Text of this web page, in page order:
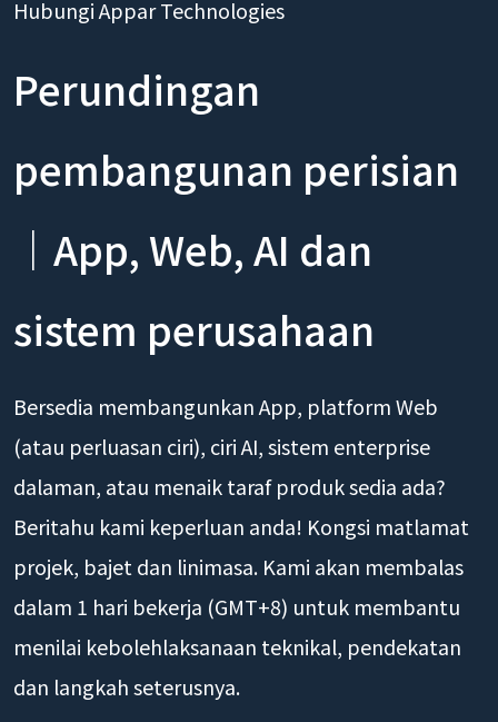
Hubungi Appar Technologies
Perundingan
pembangunan perisian
｜App, Web, AI dan
sistem perusahaan
Bersedia membangunkan App, platform Web
(atau perluasan ciri), ciri AI, sistem enterprise
dalaman, atau menaik taraf produk sedia ada?
Beritahu kami keperluan anda! Kongsi matlamat
projek, bajet dan linimasa. Kami akan membalas
dalam 1 hari bekerja (GMT+8) untuk membantu
menilai kebolehlaksanaan teknikal, pendekatan
dan langkah seterusnya.